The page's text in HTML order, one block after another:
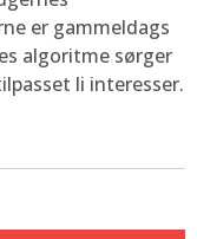
er gammeldags
algoritme sørger
li interesser.